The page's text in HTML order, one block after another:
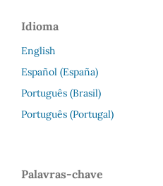
Idioma
English
Español (España)
Português (Brasil)
Português (Portugal)
Palavras-chave